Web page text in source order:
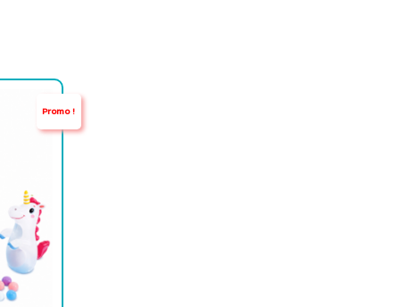
Promo !